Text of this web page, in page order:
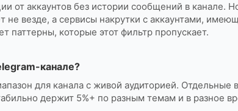
от аккаунтов без истории сообщений в канале.
не везде, а сервисы накрутки с аккаунтами,
паттерны, которые этот фильтр пропускает.
канале?
для канала с живой аудиторией. Отдельные
держит 5%+ по разным темам и в разное